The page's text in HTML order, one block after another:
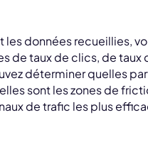
les données recueillies,
de taux de clics, de
déterminer quelles
sont les zones de
de trafic les plus